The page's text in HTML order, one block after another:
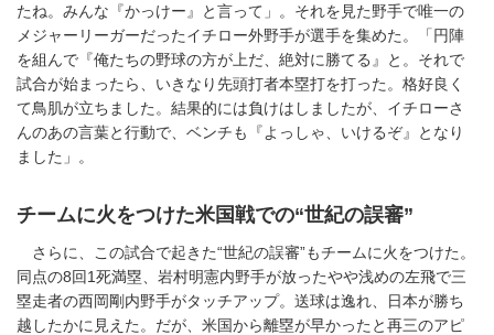
たね。みんな『かっけー』と言って」。それを見た野手で唯一の
メジャーリーガーだったイチロー外野手が選手を集めた。「円陣
を組んで『俺たちの野球の方が上だ、絶対に勝てる』と。それで
試合が始まったら、いきなり先頭打者本塁打を打った。格好良く
て鳥肌が立ちました。結果的には負けはしましたが、イチローさ
んのあの言葉と行動で、ベンチも『よっしゃ、いけるぞ』となり
ました」。
チームに火をつけた米国戦での“世紀の誤審”
さらに、この試合で起きた“世紀の誤審”もチームに火をつけた。
同点の8回1死満塁、岩村明憲内野手が放ったやや浅めの左飛で三
塁走者の西岡剛内野手がタッチアップ。送球は逸れ、日本が勝ち
越したかに見えた。だが、米国から離塁が早かったと再三のアピ